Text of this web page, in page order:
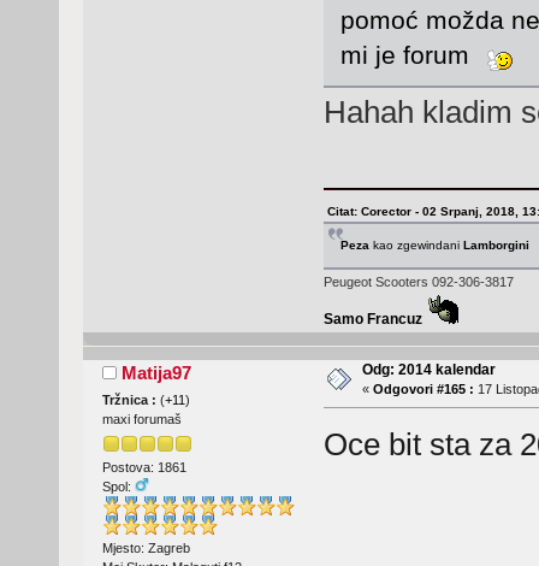
pomoć možda
mi je forum
Hahah kladim
Citat: Corector - 02 Srpanj, 2018,
Peza kao zgewindaniLamborgini
Peugeot Scooters 092-306-3817
Samo Francuz
Matija97
Tržnica : (+11)
maxi forumaš
Postova: 1861
Spol:
Mjesto: Zagreb
Odg: 2014 kalendar
« Odgovori #165 : 17
Oce bit sta za